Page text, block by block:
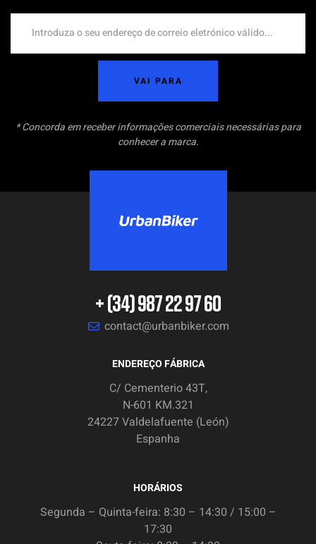
VAI PARA
* Concorda em receber informações comerciais necessárias para
conhecer a marca.
+ (34) 987 22 97 60
contact@urbanbiker.com
ENDEREÇO FÁBRICA
C/ Cementerio 43T,
N-601 KM.321
24227 Valdelafuente (León)
Espanha
HORÁRIOS
Segunda – Quinta-feira: 8:30 – 14:30 / 15:00 –
17:30